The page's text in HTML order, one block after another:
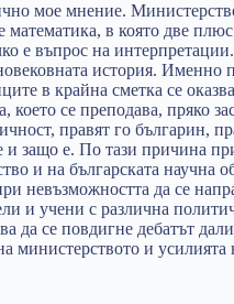
мое мнение.
математика, в която две
е въпрос на
история. Именно
в крайна сметка се
се преподава, пряко
правят го българин,
и защо е. По тази причина
и на българската научна
невъзможността да се
и учени с различна
да се повдигне дебатът
министерството и усилията